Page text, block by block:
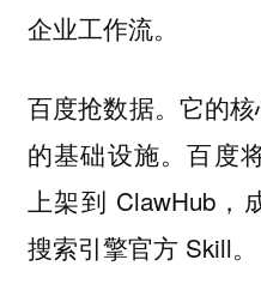
企业工作流。
百度抢数据。它的
的基础设施。百度
上架到 ClawHub，
搜索引擎官方 Skill。